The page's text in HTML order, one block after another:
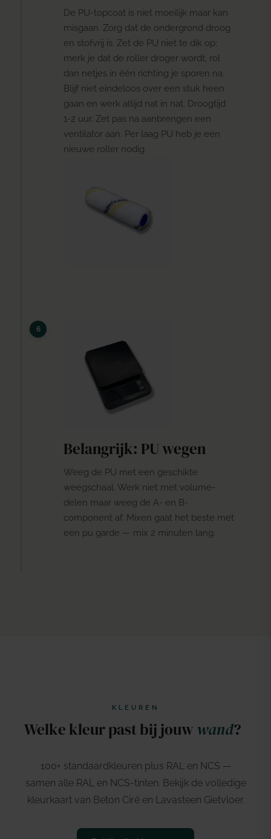
De PU-topcoat is niet moeilijk maar kan
misgaan. Zorg dat de ondergrond droog
en stofvrij is. Zet de PU niet te dik op;
merk je dat de roller droger wordt, rol
dan netjes in één richting je sporen na.
Blijf niet eindeloos over een stuk heen
gaan en werk altijd nat in nat. Droogtijd
1-2 uur. Zet pas na aanbrengen een
ventilator aan. Per laag PU heb je een
nieuwe roller nodig.
Belangrijk: PU wegen
Weeg de PU met een geschikte
weegschaal. Werk niet met volume-
delen maar weeg de A- en B-
component af. Mixen gaat het beste met
een pu garde — mix 2 minuten lang.
KLEUREN
Welke kleur past bij jouw wand?
100+ standaardkleuren plus RAL en NCS —
samen alle RAL en NCS-tinten. Bekijk de volledige
kleurkaart van Beton Ciré en Lavasteen Gietvloer.